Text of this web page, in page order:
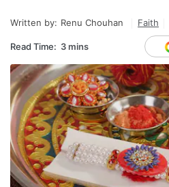
Written by: Renu Chouhan Faith
Read Time: 3 mins